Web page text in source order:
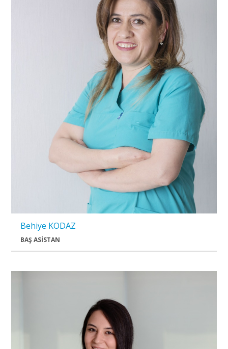
Behiye KODAZ
BAŞ ASİSTAN